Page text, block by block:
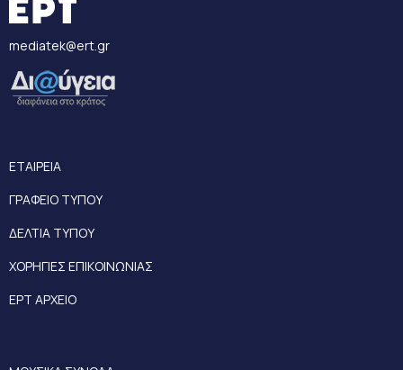
mediatek@ert.gr
ΕΤΑΙΡΕΙΑ
ΓΡΑΦΕΙΟ ΤΥΠΟΥ
ΔΕΛΤΙΑ ΤΥΠΟΥ
ΧΟΡΗΓΙΕΣ ΕΠΙΚΟΙΝΩΝΙΑΣ
ΕΡΤ ΑΡΧΕΙΟ